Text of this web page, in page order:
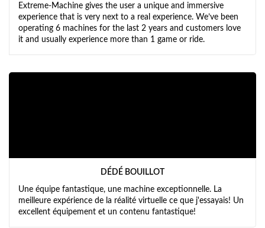
Extreme-Machine gives the user a unique and immersive
experience that is very next to a real experience. We’ve been
operating 6 machines for the last 2 years and customers love
it and usually experience more than 1 game or ride.
DÉDÉ BOUILLOT
Une équipe fantastique, une machine exceptionnelle. La
meilleure expérience de la réalité virtuelle ce que j'essayais! Un
excellent équipement et un contenu fantastique!